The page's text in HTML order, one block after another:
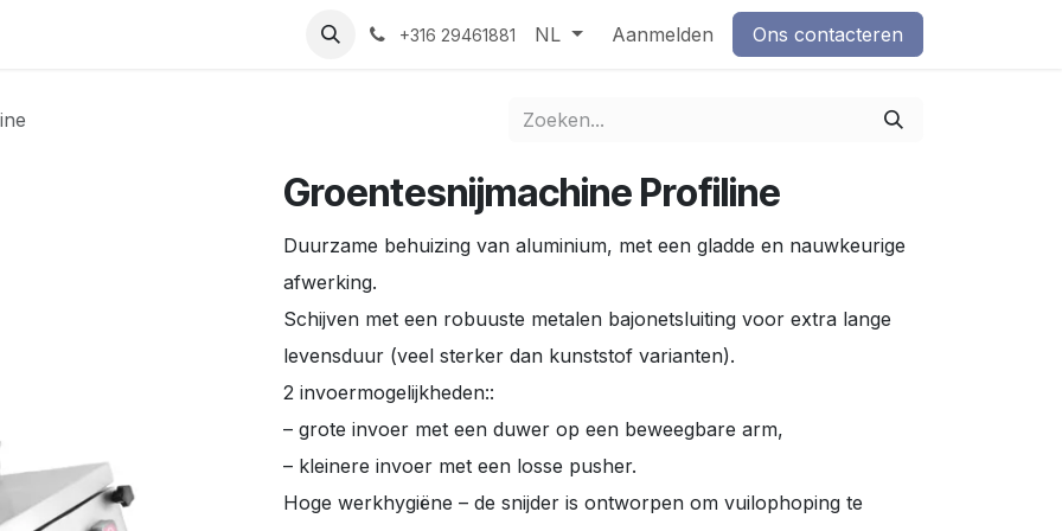
Contact +316 29461881 NL Aanmelden Ons contacteren
Groentesnijmachine Profiline
Duurzame behuizing van aluminium, met een gladde en nauwkeurige
afwerking.
Schijven met een robuuste metalen bajonetsluiting voor extra lange
levensduur (veel sterker dan kunststof varianten).
2 invoermogelijkheden::
– grote invoer met een duwer op een beweegbare arm,
– kleinere invoer met een losse pusher.
Hoge werkhygiëne – de snijder is ontworpen om vuilophoping te